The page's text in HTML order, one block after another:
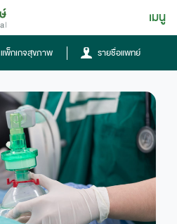
เมนู
แพ็กเกจสุขภาพ รายชื่อแพทย์